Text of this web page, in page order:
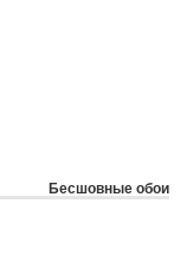
Бесшовные обои